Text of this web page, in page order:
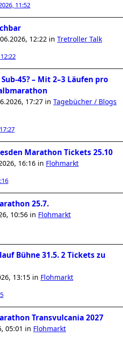
11:52
12:22 in Tretroller Talk
45? – Mit 2–3 Läufen pro
17:27 in Tagebücher / Blogs
Marathon Tickets 25.10
16:16 in Flohmarkt
25.7.
10:56 in Flohmarkt
Bühne 31.5. 2 Tickets zu
13:15 in Flohmarkt
Transvulcania 2027
05:01 in Flohmarkt